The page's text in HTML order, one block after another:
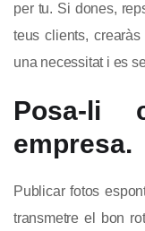
per tu. Si dones,
teus clients,
una necessitat i es
Posa-
empresa.
Publicar fotos
transmetre el bon